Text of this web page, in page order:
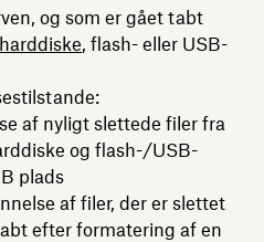
og som er gået tabt
harddiske, flash- eller USB-
af nyligt slettede filer fra
og flash-/USB-
plads
af filer, der er slettet
efter formatering af en